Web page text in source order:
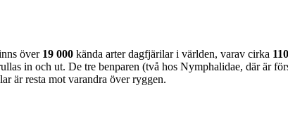
över 19 000 kända arter dagfjärilar i världen, varav cirka 110
in och ut. De tre benparen (två hos Nymphalidae, där är
är resta mot varandra över ryggen.